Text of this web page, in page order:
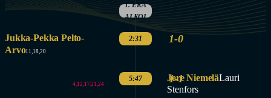
1. ERÄ
ALKOI
Jukka-Pekka Pelto-
Arvo11,18,20
2:31 1-0
4,12,17,21,24
5:47 1-1
Jere NiemeläLauri
Stenfors